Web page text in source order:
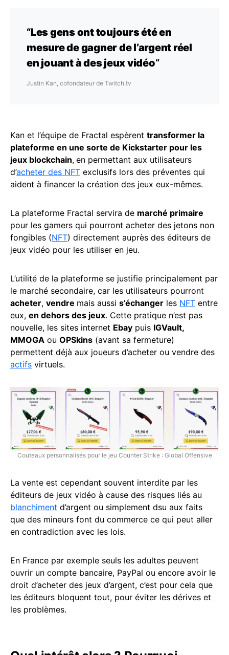
“Les gens ont toujours été en
mesure de gagner de l’argent réel
en jouant à des jeux vidéo“
Justin Kan, cofondateur de Twitch.tv
Kan et l’équipe de Fractal espèrent transformer la
plateforme en une sorte de Kickstarter pour les
jeux blockchain, en permettant aux utilisateurs
d’acheter des NFT exclusifs lors des préventes qui
aident à financer la création des jeux eux-mêmes.
La plateforme Fractal servira de marché primaire
pour les gamers qui pourront acheter des jetons non
fongibles (NFT) directement auprès des éditeurs de
jeux vidéo pour les utiliser en jeu.
L’utilité de la plateforme se justifie principalement par
le marché secondaire, car les utilisateurs pourront
acheter, vendre mais aussi s’échanger les NFT entre
eux, en dehors des jeux. Cette pratique n’est pas
nouvelle, les sites internet Ebay puis IGVault,
MMOGA ou OPSkins (avant sa fermeture)
permettent déjà aux joueurs d’acheter ou vendre des
actifs virtuels.
Couteaux personnalisés pour le jeu Counter Strike : Global Offensive
La vente est cependant souvent interdite par les
éditeurs de jeux vidéo à cause des risques liés au
blanchiment d’argent ou simplement dsu aux faits
que des mineurs font du commerce ce qui peut aller
en contradiction avec les lois.
En France par exemple seuls les adultes peuvent
ouvrir un compte bancaire, PayPal ou encore avoir le
droit d’acheter des jeux d’argent, c’est pour cela que
les éditeurs bloquent tout, pour éviter les dérives et
les problèmes.